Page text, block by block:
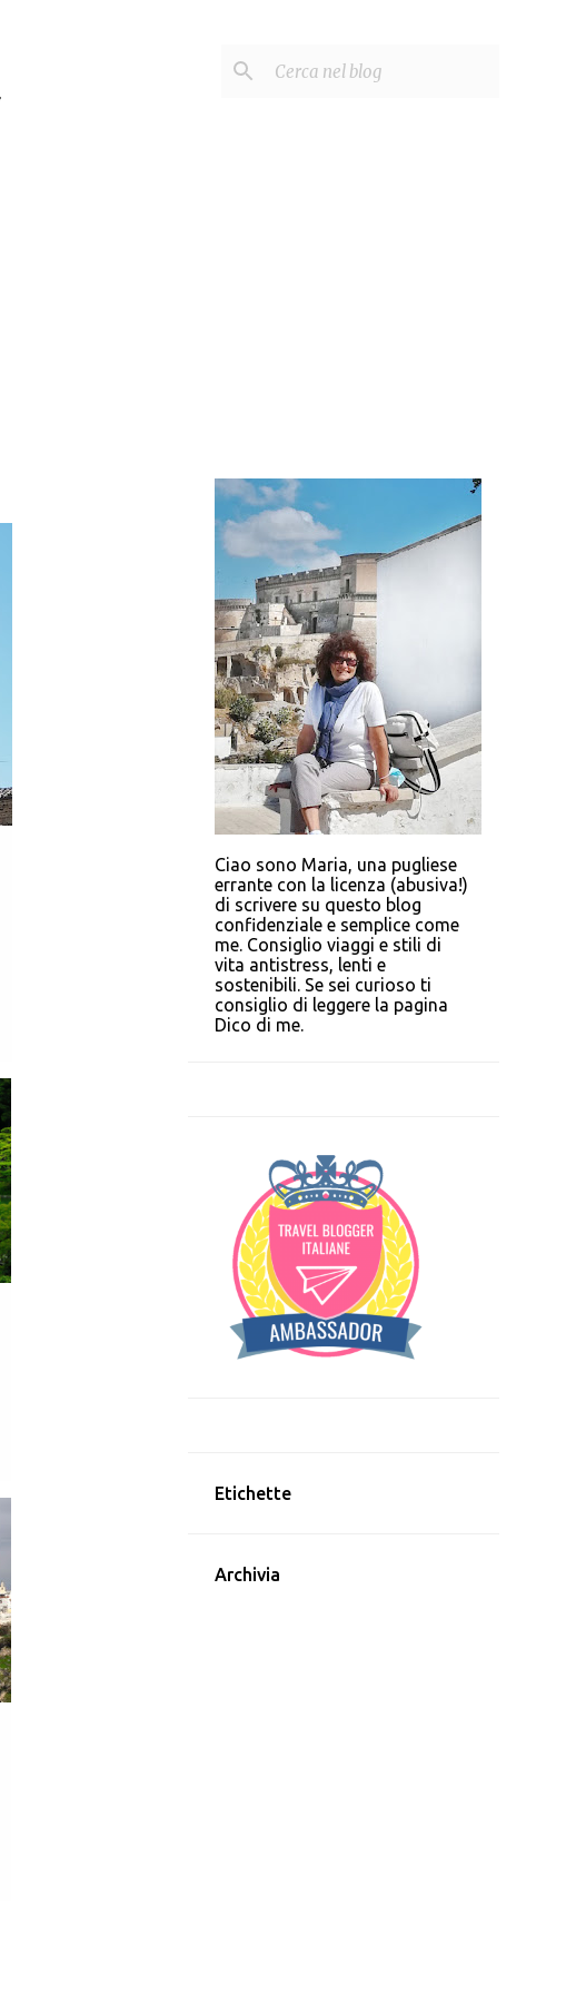
Ciao sono Maria, una pugliese
errante con la licenza (abusiva!)
di scrivere su questo blog
confidenziale e semplice come
me. Consiglio viaggi e stili di
vita antistress, lenti e
sostenibili. Se sei curioso ti
consiglio di leggere la pagina
Dico di me.
Etichette
Archivia